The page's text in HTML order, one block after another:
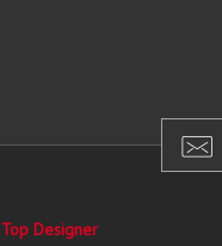
Top Designer